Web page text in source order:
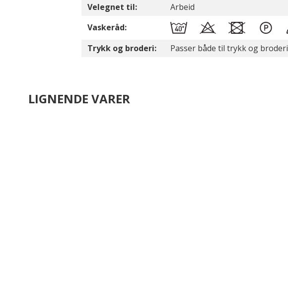
Velegnet til:
Arbeid
Vaskeråd:
Trykk og broderi:
Passer både til trykk og broderi
LIGNENDE VARER